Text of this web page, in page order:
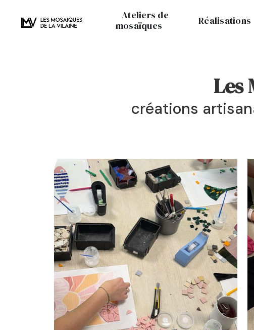
Ateliers de
mosaïques
Réalisations
Les
créations